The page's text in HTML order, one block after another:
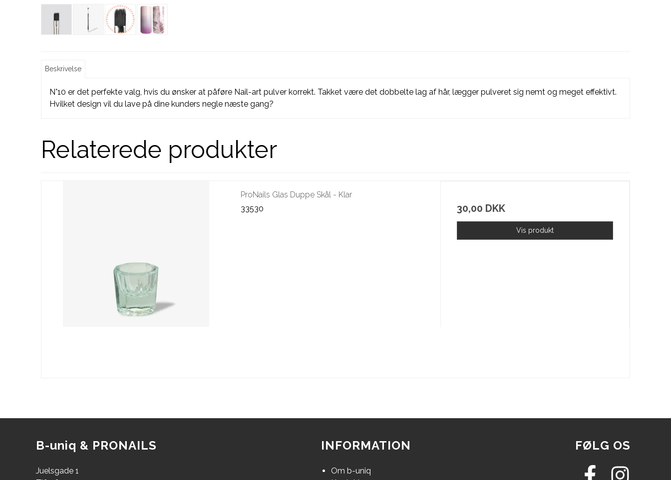
Beskrivelse
N°10 er det perfekte valg, hvis du ønsker at påføre Nail-art pulver korrekt. Takket være det dobbelte lag af hår, lægger pulveret sig nemt og meget effektivt.
Hvilket design vil du lave på dine kunders negle næste gang?
Relaterede produkter
ProNails Glas Duppe Skål - Klar
33530
30,00 DKK
Vis produkt
B-uniq & PRONAILS
Juelsgade 1
INFORMATION
Om b-uniq
FØLG OS